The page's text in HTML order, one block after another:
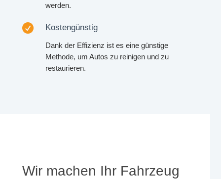
werden.
 Kostengünstig
Dank der Effizienz ist es eine günstige
Methode, um Autos zu reinigen und zu
restaurieren.
Wir machen Ihr Fahrzeug